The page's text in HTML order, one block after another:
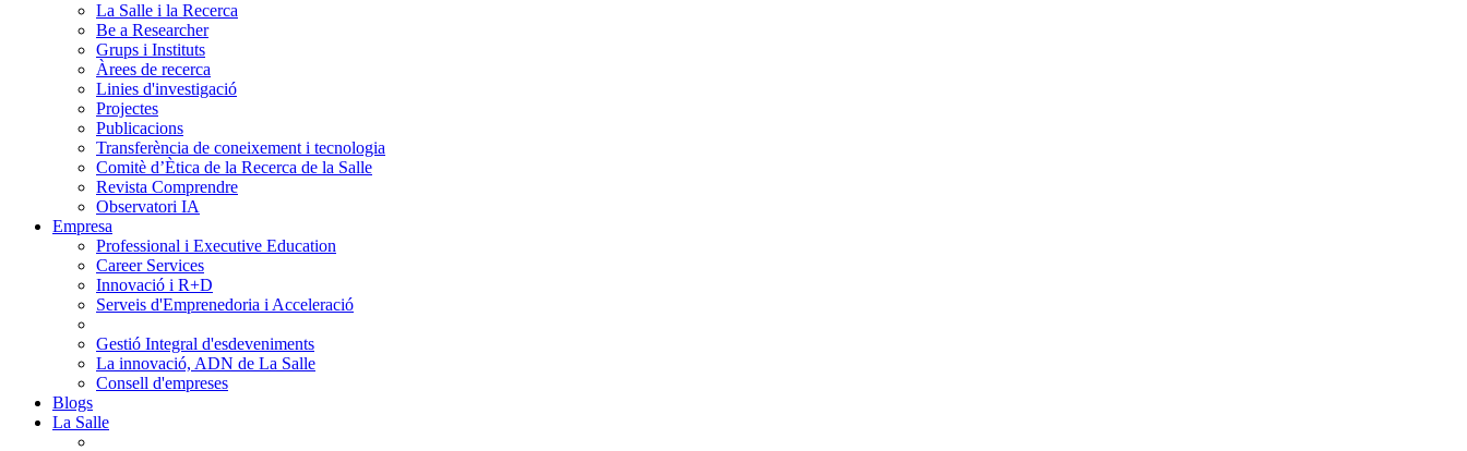
La Salle i la Recerca
Be a Researcher
Grups i Instituts
Àrees de recerca
Linies d'investigació
Projectes
Publicacions
Transferència de coneixement i tecnologia
Comitè d’Ètica de la Recerca de la Salle
Revista Comprendre
Observatori IA
Empresa
Professional i Executive Education
Career Services
Innovació i R+D
Serveis d'Emprenedoria i Acceleració
Gestió Integral d'esdeveniments
La innovació, ADN de La Salle
Consell d'empreses
Blogs
La Salle